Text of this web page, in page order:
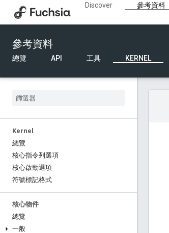
Discover 參考資料
參考資料
總覽 API 工具 KERNEL
Kernel
總覽
核心指令列選項
核心啟動選項
符號標記格式
核心物件
總覽
一般